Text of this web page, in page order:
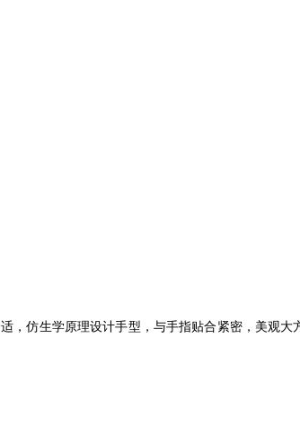
，仿生学原理设计手型，与手指贴合紧密，美观大